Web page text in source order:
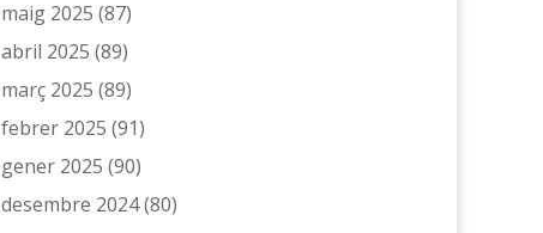
maig 2025 (87)
abril 2025 (89)
març 2025 (89)
febrer 2025 (91)
gener 2025 (90)
desembre 2024(80)